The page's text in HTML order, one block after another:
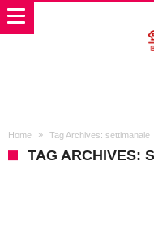
Home Tag Archives: settimanale
TAG ARCHIVES: